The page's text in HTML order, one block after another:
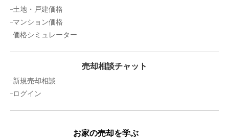
土地・戸建価格
マンション価格
価格シミュレーター
売却相談チャット
新規売却相談
ログイン
お家の売却を学ぶ